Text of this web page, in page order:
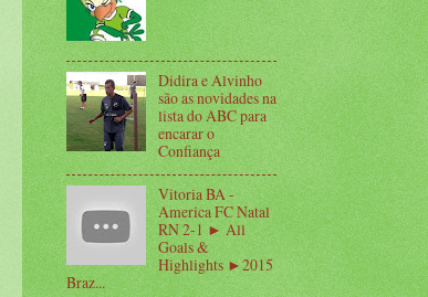
Didira e Alvinho
são as novidades na
lista do ABC para
encarar o
Confiança
Vitoria BA -
America FC Natal
RN 2-1 ► All
Goals &
Highlights ►2015
Braz...